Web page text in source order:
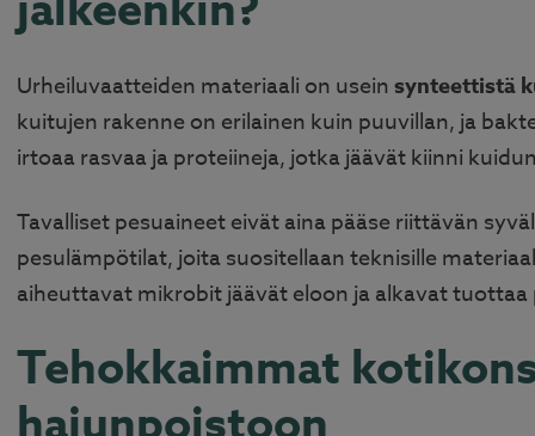
Urheiluvaatteiden materiaali on useinsynteettistä
kuitujen rakenne on erilainen kuin puuvillan, ja
irtoaa rasvaa ja proteiineja, jotka jäävät kiinni
Tavalliset pesuaineet eivät aina pääse riittävän
pesulämpötilat, joita suositellaan teknisille
aiheuttavat mikrobit jäävät eloon ja alkavat
Tehokkaimmat